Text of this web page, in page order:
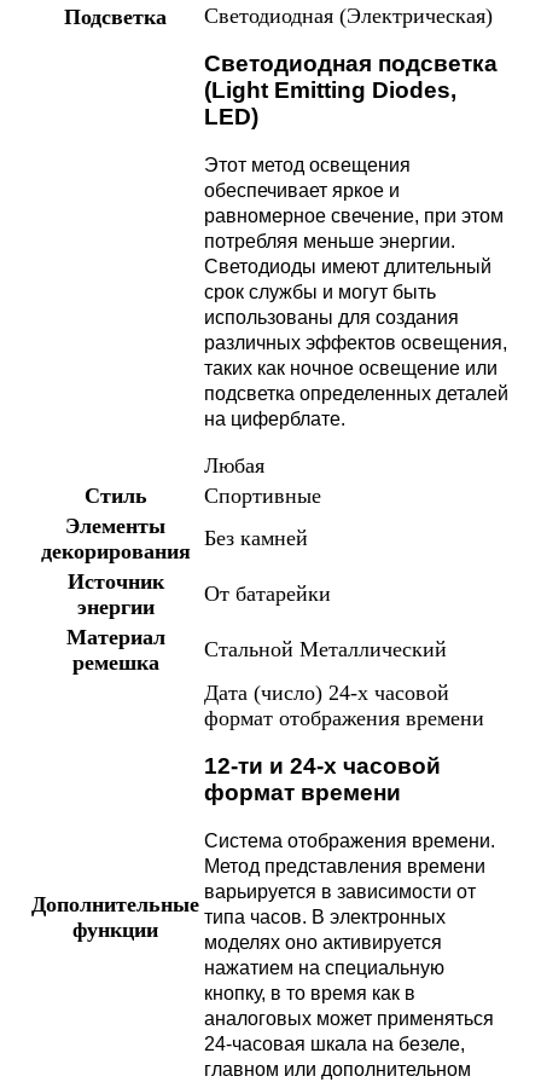
Подсветка Светодиодная (Электрическая)
Светодиодная подсветка
(Light Emitting Diodes,
LED)
Этот метод освещения
обеспечивает яркое и
равномерное свечение, при этом
потребляя меньше энергии.
Светодиоды имеют длительный
срок службы и могут быть
использованы для создания
различных эффектов освещения,
таких как ночное освещение или
подсветка определенных деталей
на циферблате.
Любая
Стиль
Спортивные
Элементы
декорирования
Без камней
Источник
энергии
От батарейки
Материал
ремешка
Стальной Металлический
Дополнительные
функции
Дата (число) 24-х часовой
формат отображения времени
12-ти и 24-х часовой
формат времени
Система отображения времени.
Метод представления времени
варьируется в зависимости от
типа часов. В электронных
моделях оно активируется
нажатием на специальную
кнопку, в то время как в
аналоговых может применяться
24-часовая шкала на безеле,
главном или дополнительном